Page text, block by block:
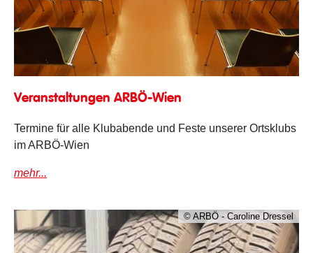
Veranstaltungen ARBÖ-Wien
Termine für alle Klubabende und Feste unserer Ortsklubs
im ARBÖ-Wien
mehr...
© ARBÖ - Caroline Dressel